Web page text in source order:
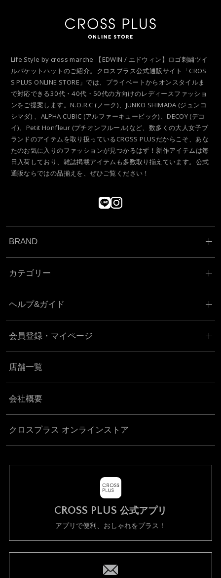
Life Style by cross marche 【EDWIN / エドウィン】ロゴ刺繍ツイ
ルバケットハットのご紹介。クロスプラス公式通販サイト「CROS
S PLUS ONLINE STORE」では、プライベートからオンスタイルま
で対応できる30代・40代・50代の方向けのレディースファッショ
ンをご提案します。N.O.R.C (ノーク)、JUNKO SHIMADA (ジュンコ
シマダ) 、ALPHA CUBIC (アルファーキュービック)、DECOY (デコ
イ)、Petit Honfleur (プチオンフルール)など、数多くの大人女子ブ
ランドのアイテムを取り扱っているCROSS PLUSだからこそ、あな
たのお気に入りのファッションが見つかるはず！新作アイテムは毎
日入荷しており、雑誌掲載アイテムも多数取り揃えています。公式
通販ならではの品揃えを、ぜひご覧ください！
BRAND
カテゴリー
ヘルプ&ガイド
会員登録・マイページ
店舗一覧
会社概要
クロスプラス オンラインストア
CROSS PLUS 公式アプリ
アプリで便利、おしゃれをプラス！